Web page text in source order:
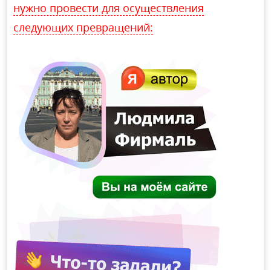
нужно провести для осуществления
следующих превращений: